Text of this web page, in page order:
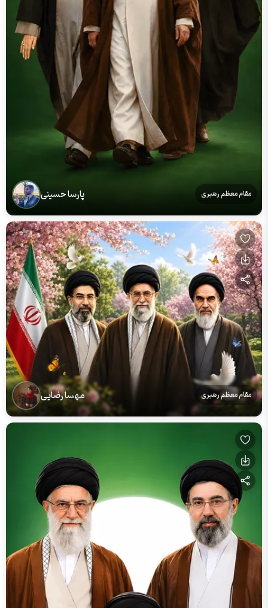
مقام معظم رهبری پارسا حسینی
مقام معظم رهبری مهسا رضایی